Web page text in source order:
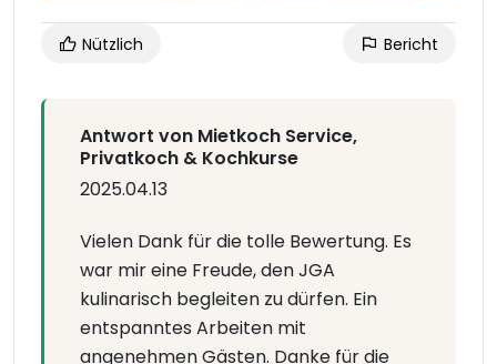
Nützlich Bericht
Antwort von Mietkoch Service,
Privatkoch & Kochkurse
2025.04.13
Vielen Dank für die tolle Bewertung. Es
war mir eine Freude, den JGA
kulinarisch begleiten zu dürfen. Ein
entspanntes Arbeiten mit
angenehmen Gästen. Danke für die